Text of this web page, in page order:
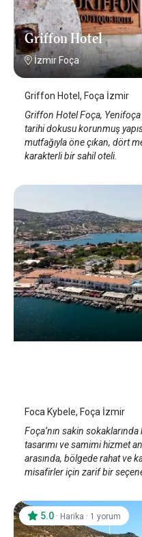
Griffon Hotel
İzmir Foça
Griffon Hotel, Foça İzmir
Griffon Hotel Foça,
tarihi dokusu korunmuş
mutfağıyla öne çıkan, dört
karakterli bir sahil oteli.
Foca Kybele, Foça İzmir
Foça’nın sakin
tasarımı ve samimi hizmet
arasında, bölgede rahat ve
misafirler için zarif bir
5.0 · Harika · 1 yorum